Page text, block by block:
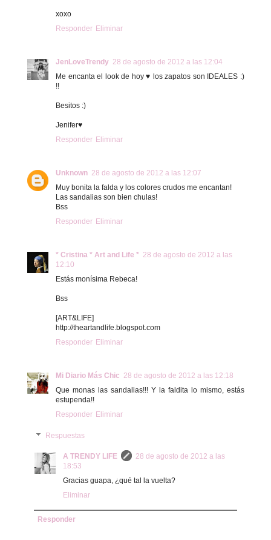
xoxo
Responder Eliminar
JenLoveTrendy 28 de agosto de 2012 a las 12:04
Me encanta el look de hoy ♥ los zapatos son IDEALES :)
!!
Besitos :)
Jenifer♥
Responder Eliminar
Unknown 28 de agosto de 2012 a las 12:07
Muy bonita la falda y los colores crudos me encantan!
Las sandalias son bien chulas!
Bss
Responder Eliminar
* Cristina * Art and Life * 28 de agosto de 2012 a las
12:10
Estás monísima Rebeca!
Bss
[ART&LIFE]
http://theartandlife.blogspot.com
Responder Eliminar
Mi Diario Más Chic 28 de agosto de 2012 a las 12:18
Que monas las sandalias!!! Y la faldita lo mismo, estás
estupenda!!
Responder Eliminar
Respuestas
A TRENDY LIFE
28 de agosto de 2012 a las
18:53
Gracias guapa, ¿qué tal la vuelta?
Eliminar
Responder